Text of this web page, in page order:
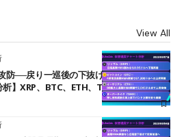
View All
防──戻り一巡後の下抜けで0.95ドルを試
】XRP、BTC、ETH、TAKE